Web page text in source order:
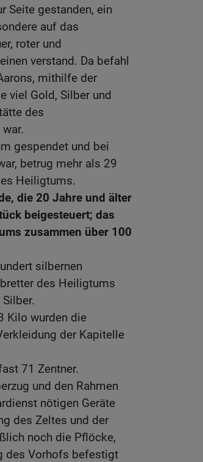
Seite gestanden, ein
auf das
roter und
verstand. Da befahl
mithilfe der
viel Gold, Silber und
des
gespendet und bei
betrug mehr als 29
Heiligtums.
die 20 Jahre und älter
beigesteuert; das
zusammen über 100
silbernen
des Heiligtums
Kilo wurden die
der Kapitelle
71 Zentner.
und den Rahmen
nötigen Geräte
des Zeltes und der
noch die Pflöcke,
des Vorhofs befestigt